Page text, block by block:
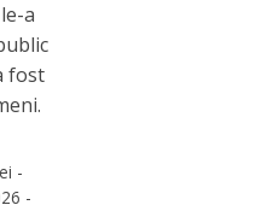
a
fost
-
-